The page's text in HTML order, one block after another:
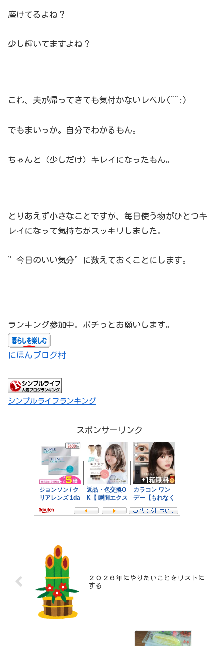
磨けてるよね？
少し輝いてますよね？
これ、夫が帰ってきても気付かないレベル(^^;)
でもまいっか。自分でわかるもん。
ちゃんと（少しだけ）キレイになったもん。
とりあえず小さなことですが、毎日使う物がひとつキ
レイになって気持ちがスッキリしました。
”今日のいい気分”に数えておくことにします。
ランキング参加中。ポチっとお願いします。
にほんブログ村
シンプルライフランキング
スポンサーリンク
２０２６年にやりたいことをリストに
する